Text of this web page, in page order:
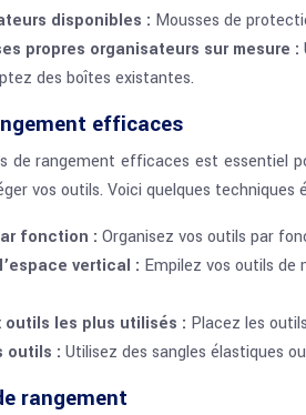
disponibles : Mousses de
propres organisateurs sur mesure :
des boîtes existantes.
efficaces
de rangement efficaces est essentiel
vos outils. Voici quelques techniques
fonction : Organisez vos outils par
vertical : Empilez vos outils de
les plus utilisés : Placez les
outils : Utilisez des sangles élastiques
rangement